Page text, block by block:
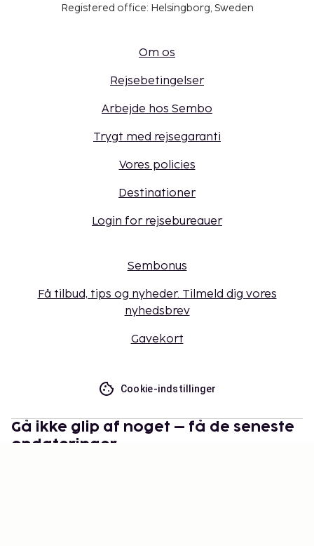
Registered office: Helsingborg, Sweden
Om os
Rejsebetingelser
Arbejde hos Sembo
Trygt med rejsegaranti
Vores policies
Destinationer
Login for rejsebureauer
Sembonus
Få tilbud, tips og nyheder. Tilmeld dig vores
nyhedsbrev
Gavekort
Cookie-indstillinger
Gå ikke glip af noget – få de seneste
opdateringer